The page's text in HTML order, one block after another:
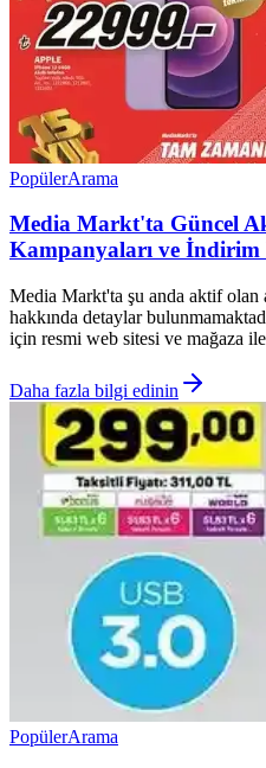
PopülerArama
Media Markt'ta Güncel
Kampanyaları ve İndirim
Media Markt'ta şu anda aktif olan
hakkında detaylar
için resmi web sitesi ve mağaza
Daha fazla bilgi edinin
PopülerArama